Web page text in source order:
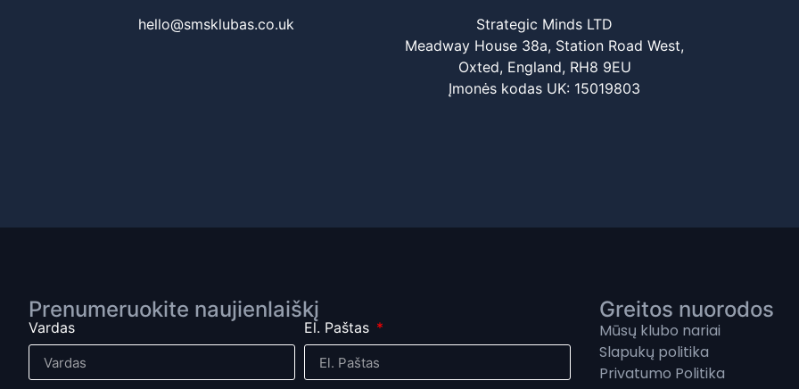
hello@smsklubas.co.uk
Strategic Minds LTD
Meadway House 38a, Station Road West,
Oxted, England, RH8 9EU
Įmonės kodas UK: 15019803
Prenumeruokite naujienlaiškį
Vardas El. Paštas
Greitos nuorodos
Mūsų klubo nariai
Slapukų politika
Privatumo Politika